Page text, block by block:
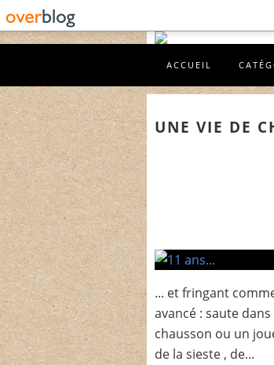
ACCUEIL
UNE VIE DE
... et fringant
avancé : saute
chausson ou un
de la sieste , de...